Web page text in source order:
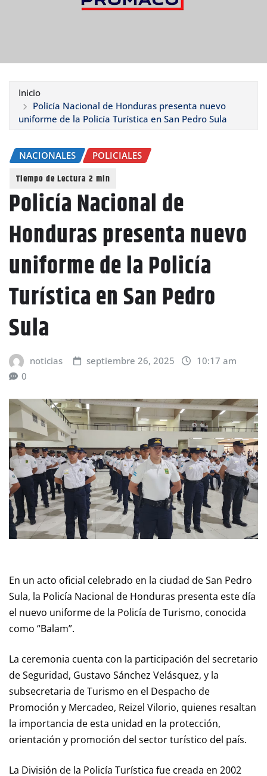
Inicio
Policía Nacional de Honduras presenta nuevo
uniforme de la Policía Turística en San Pedro Sula
NACIONALES POLICIALES
Policía Nacional de
Honduras presenta nuevo
uniforme de la Policía
Turística en San Pedro
Sula
noticias septiembre 26, 2025
10:17 am
0
En un acto oficial celebrado en la ciudad de San Pedro
Sula, la Policía Nacional de Honduras presenta este día
el nuevo uniforme de la Policía de Turismo, conocida
como “Balam”.
La ceremonia cuenta con la participación del secretario
de Seguridad, Gustavo Sánchez Velásquez, y la
subsecretaria de Turismo en el Despacho de
Promoción y Mercadeo, Reizel Vilorio, quienes resaltan
la importancia de esta unidad en la protección,
orientación y promoción del sector turístico del país.
La División de la Policía Turística fue creada en 2002